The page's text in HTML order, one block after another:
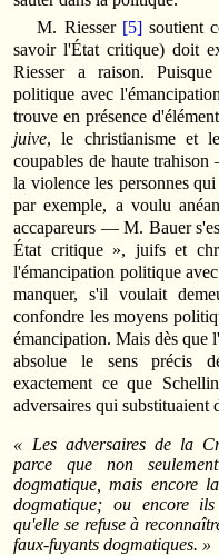
M. Riesser [5]soutient
savoir l'État critique) doit
Riesser a raison.
politique avec
trouve en présence
juive, le christianisme et
coupables de haute
la violence les personnes
par exemple, a voulu
accapareurs — M. Bauer
État critique », juifs et
l'émancipation politique
manquer, s'il voulait
confondre les moyens
émancipation. Mais dès que
absolue le sens précis
exactement ce que
adversaires qui substituaient
« Les adversaires de la
parce que non
dogmatique, mais encore
dogmatique; ou encore
qu'elle se refuse à
faux-fuyants dogmatiques. »